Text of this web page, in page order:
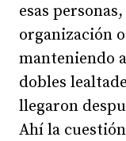
esas
organización
manteniendo
dobles
llegaron
Ahí la